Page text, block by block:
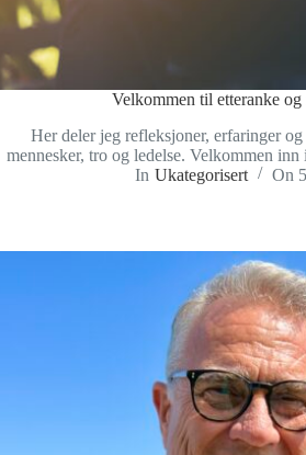
Velkommen til etteranke og
Her deler jeg refleksjoner, erfaringer
mennesker, tro og ledelse. Velkommen
In Ukategorisert On